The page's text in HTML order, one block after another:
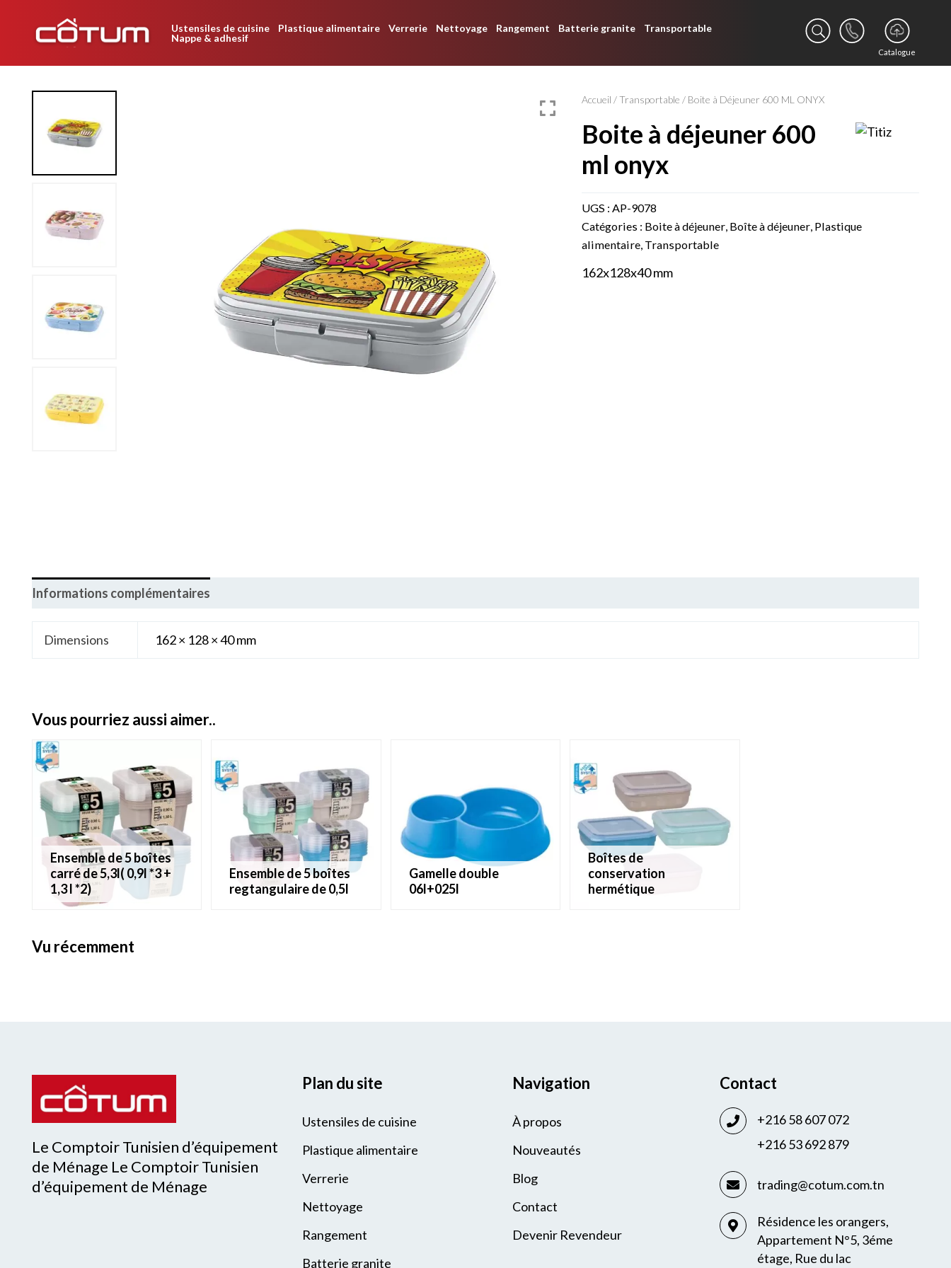
Ustensiles de cuisine Plastique alimentaire Verrerie Nettoyage Rangement Batterie granite
Transportable
Nappe & adhesif
Catalogue
Accueil /Transportable / Boite à Déjeuner 600 ML ONYX
boite à déjeuner 600
ml onyx
UGS :AP-9078
Catégories : Boite à déjeuner, Boîte à déjeuner, Plastique
alimentaire, Transportable
162x128x40 mm
Informations complémentaires
Dimensions 162 × 128 × 40 mm
vous pourriez aussi aimer..
ensemble de 5 boîtes
carré de 5,3l( 0,9l *3 +
1,3 l *2)
ensemble de 5 boîtes
regtangulaire de 0,5l
gamelle double
06l+025l
boîtes de
conservation
hermétique
vu récemment
Le Comptoir Tunisien d’équipement
de Ménage Le Comptoir Tunisien
d’équipement de Ménage
Plan du site
Ustensiles de cuisine
Plastique alimentaire
Verrerie
Nettoyage
Rangement
Batterie granite
Navigation
À propos
Nouveautés
Blog
Contact
Devenir Revendeur
Contact
+216 58 607 072
+216 53 692 879
trading@cotum.com.tn
Résidence les orangers,
Appartement N°5, 3éme
étage, Rue du lac